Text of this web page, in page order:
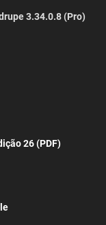
3.34.0.8 (Pro)
26 (PDF)